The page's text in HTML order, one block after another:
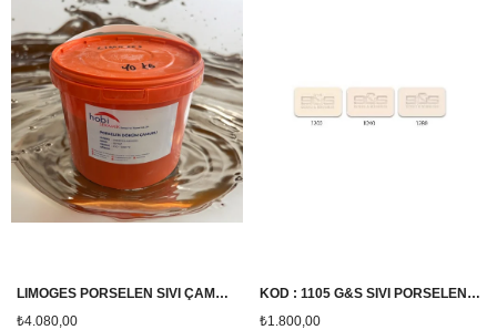
LIMOGES PORSELEN SIVI ÇAMUR 10 KG
₺4.080,00
KOD : 1105 G&S SIVI PORSELEN ÇAMURU 10KG
₺1.800,00